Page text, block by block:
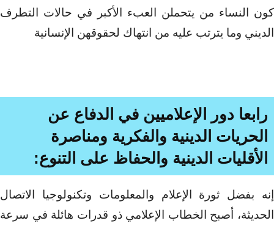
كون النساء من يتحملن العبء الأكبر في حالات التطرف
الديني وما يترتب عليه من انتهاك لحقوقهن الإنسانية
رابعا دور الإعلاميين في الدفاع عن
الحريات الدينية والفكرية ومناصرة
الأقليات الدينية والحفاظ على التنوع:
إنه بفضل ثورة الإعلام والمعلومات وتكنولوجيا الاتصال
الحديثة، أصبح الخطاب الإعلامي ذو قدرات هائلة في سرعة